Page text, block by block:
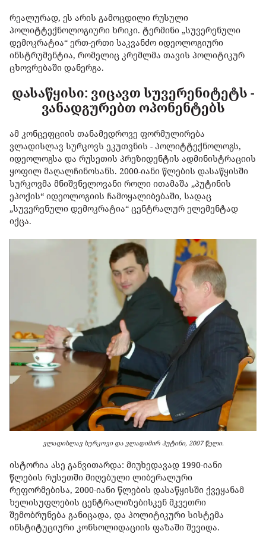
რეალურად, ეს არის გამოცდილი რუსული
პოლიტტექნოლოგიური ხრიკი. ტერმინი „სუვერენული
დემოკრატია“ ერთ-ერთი საკვანძო იდეოლოგიური
ინსტრუმენტია, რომელიც კრემლმა თავის პოლიტიკურ
ცხოვრებაში დანერგა.
დასაწყისი: ვიცავთ სუვერენიტეტს -
ვანადგურებთ ოპონენტებს
ამ კონცეფციის თანამედროვე ფორმულირება
ვლადისლავ სურკოვს ეკუთვნის - პოლიტტექნოლოგს,
იდეოლოგსა და რუსეთის პრეზიდენტის ადმინისტრაციის
ყოფილ მაღალჩინოსანს. 2000-იანი წლების დასაწყისში
სურკოვმა მნიშვნელოვანი როლი ითამაშა „პუტინის
ეპოქის“ იდეოლოგიის ჩამოყალიბებაში, სადაც
„სუვერენული დემოკრატია“ ცენტრალურ ელემენტად
იქცა.
ვლადისლავ სურკოვი და ვლადიმირ პუტინი, 2007 წელი.
ისტორია ასე განვითარდა: მიუხედავად 1990-იანი
წლების რუსეთში მიღებული ლიბერალური
რეფორმებისა, 2000-იანი წლების დასაწყისში ქვეყანამ
ხელისუფლების ცენტრალიზებისკენ მკვეთრი
შემობრუნება განიცადა, და პოლიტიკური სისტემა
ინსტიტუციური კონსოლიდაციის ფაზაში შევიდა.